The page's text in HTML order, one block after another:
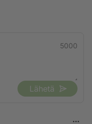
5000
Lähetä